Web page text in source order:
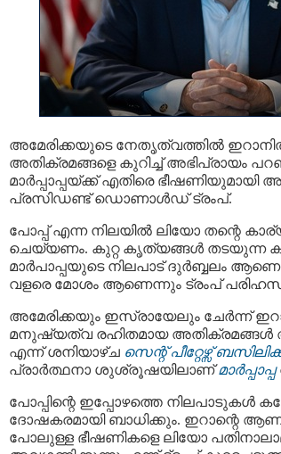
അമേരിക്കയുടെ നേതൃത്വത്തിൽ
അതിക്രമങ്ങളെ കുറിച്ച് അഭിപ്രായം
മാർപ്പാപ്പയ്ക്ക് എതിരെ ഭീഷണിയുമായി
പ്രസിഡണ്ട് ഡൊണാൾഡ് ട്രംപ്.
പോപ്പ് എന്ന നിലയിൽ ലിയോ തന്റെ
ചെയ്യണം. കുറ്റ കൃത്യങ്ങൾ തടയുന്ന
മാർപാപ്പയുടെ നിലപാട് ദുർബ്ബലം
വളരെ മോശം ആണെന്നും ട്രംപ്
അമേരിക്കയും ഇസ്രായേലും ചേർന്ന്
മനുഷ്യത്വ രഹിതമായ അതിക്രമങ്ങൾ
എന്ന് ശനിയാഴ്ച സെന്റ് പീറ്റേഴ്സ്
പ്രാർത്ഥനാ ശുശ്രൂഷയിലാണ്മാർപ്പാപ്പ
പോപ്പിന്റെ ഇപ്പോഴത്തെ നിലപാടുകൾ
ദോഷകരമായി ബാധിക്കും. ഇറാന്റെ
പോലുള്ള ഭീഷണികളെ ലിയോ